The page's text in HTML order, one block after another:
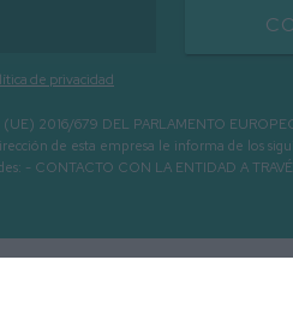
de privacidad
2016/679 DEL PARLAMENTO
de esta empresa le informa de los
- CONTACTO CON LA ENTIDAD A